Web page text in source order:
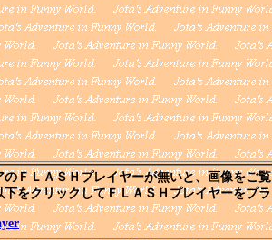
のＦＬＡＳＨプレイヤーが無いと、画像をご
をクリックしてＦＬＡＳＨプレイヤーをプ